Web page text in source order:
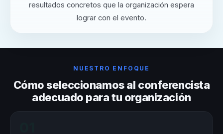
resultados concretos que la organización espera
lograr con el evento.
NUESTRO ENFOQUE
Cómo seleccionamos al conferencista
adecuado para tu organización